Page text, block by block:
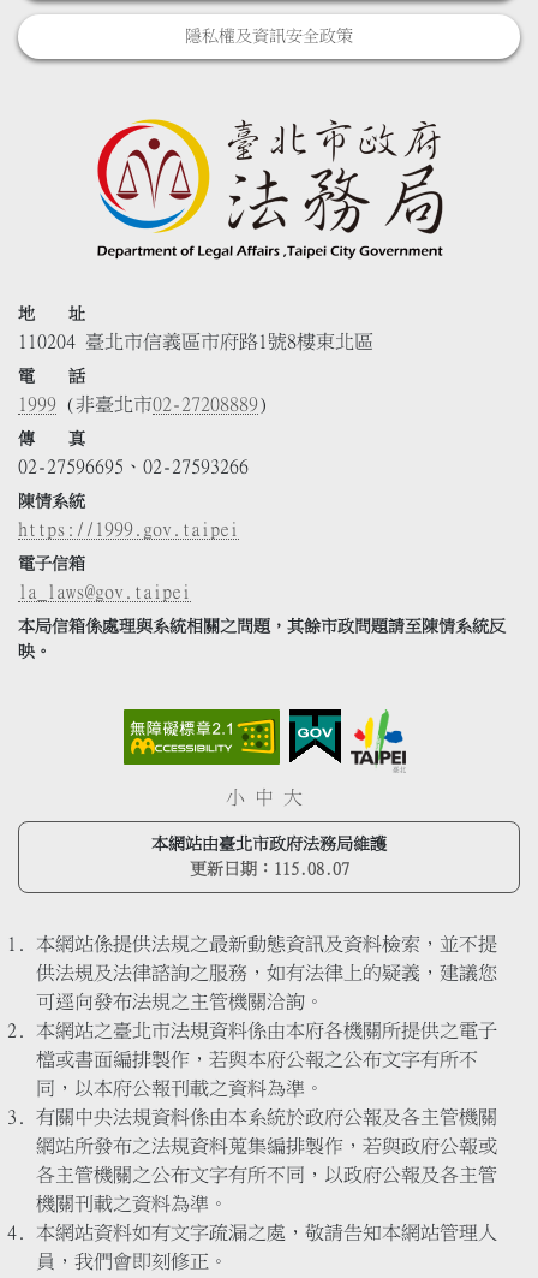
隱私權及資訊安全政策
地 址
110204 臺北市信義區市府路1號8樓東北區
電 話
1999 (非臺北市02-27208889)
傳 真
02-27596695、02-27593266
陳情系統
https://1999.gov.taipei
電子信箱
la_laws@gov.taipei
本局信箱係處理與系統相關之問題，其餘市政問題請至陳情系統反
映。
小 中 大
本網站由臺北市政府法務局維護
更新日期： 115.08.07
本網站係提供法規之最新動態資訊及資料檢索，並不提
供法規及法律諮詢之服務，如有法律上的疑義，建議您
可逕向發布法規之主管機關洽詢。
本網站之臺北市法規資料係由本府各機關所提供之電子
檔或書面編排製作，若與本府公報之公布文字有所不
同，以本府公報刊載之資料為準。
有關中央法規資料係由本系統於政府公報及各主管機關
網站所發布之法規資料蒐集編排製作，若與政府公報或
各主管機關之公布文字有所不同，以政府公報及各主管
機關刊載之資料為準。
本網站資料如有文字疏漏之處，敬請告知本網站管理人
員，我們會即刻修正。